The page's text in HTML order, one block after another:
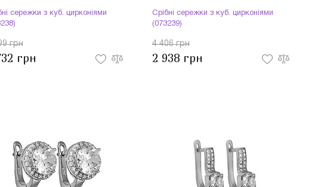
сережки з куб. цирконіями
грн
грн
Срібні сережки з куб. цирконіями
(073239)
4 406 грн
2 938 грн